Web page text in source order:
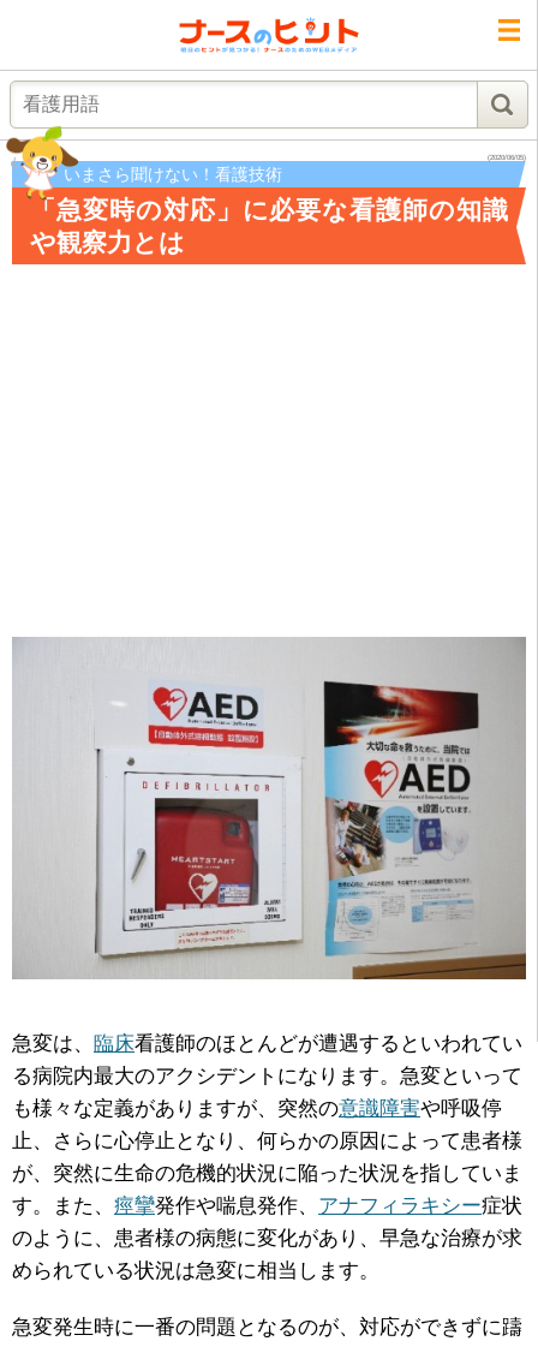
(2020/06/05)
いまさら聞けない！看護技術
「急変時の対応」に必要な看護師の知識
や観察力とは
急変は、 臨床看護師のほとんどが遭遇するといわれてい
る病院内最大のアクシデントになります。急変といって
も様々な定義がありますが、突然の意識障害や呼吸停
止、さらに心停止となり、何らかの原因によって患者様
が、突然に生命の危機的状況に陥った状況を指していま
す。また、 痙攣発作や喘息発作、 アナフィラキシー症状
のように、患者様の病態に変化があり、早急な治療が求
められている状況は急変に相当します。
急変発生時に一番の問題となるのが、対応ができずに躊